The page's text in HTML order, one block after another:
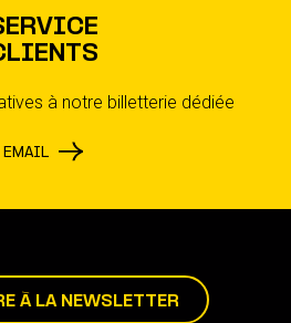
à notre billetterie dédiée
EMAIL
À LA NEWSLETTER